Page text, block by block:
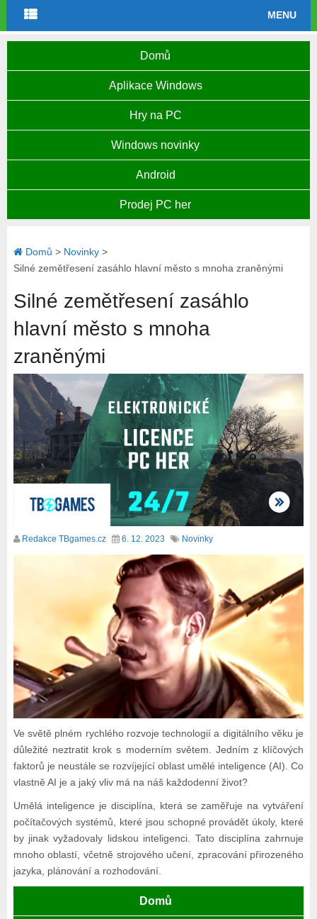
MENU
Domů
Aplikace Windows
Hry na PC
Windows novinky
Android
Prodej PC her
Domů > Novinky>
Silné zemětřesení zasáhlo hlavní město s mnoha zraněnými
Silné zemětřesení zasáhlo
hlavní město s mnoha
zraněnými
Redakce TBgames.cz 6. 12. 2023 Novinky
Ve světě plném rychlého rozvoje technologií a digitálního věku je
důležité neztratit krok s moderním světem. Jedním z klíčových
faktorů je neustále se rozvíjející oblast umělé inteligence (AI). Co
vlastně AI je a jaký vliv má na náš každodenní život?
Umělá inteligence je disciplína, která se zaměřuje na vytváření
počítačových systémů, které jsou schopné provádět úkoly, které
by jinak vyžadovaly lidskou inteligenci. Tato disciplína zahrnuje
mnoho oblastí, včetně strojového učení, zpracování přirozeného
jazyka, plánování a rozhodování.
Domů